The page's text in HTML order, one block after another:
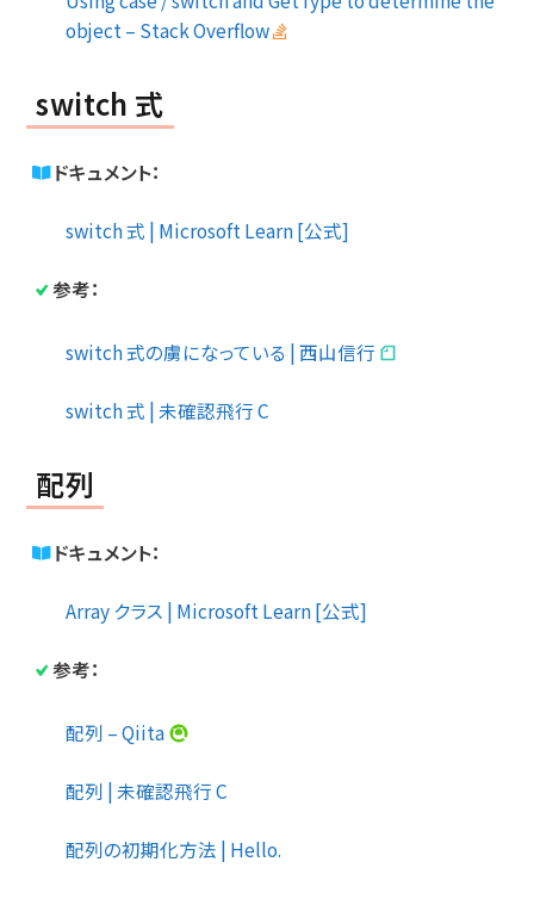
object – Stack Overflow
switch 式
ドキュメント：
switch 式 | Microsoft Learn [公式]
参考：
switch 式の虜になっている | 西山信行
switch 式 | 未確認飛行 C
配列
ドキュメント：
Array クラス | Microsoft Learn [公式]
参考：
配列 – Qiita
配列 | 未確認飛行 C
配列の初期化方法 | Hello.